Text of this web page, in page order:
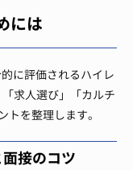
には
に評価されるハイレ
求人選び」「カルチ
を整理します。
接のコツ